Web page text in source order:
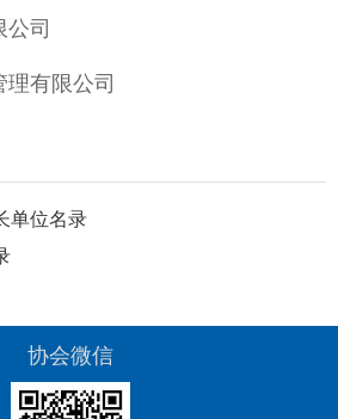
司
有限公司
单位名录
协会微信